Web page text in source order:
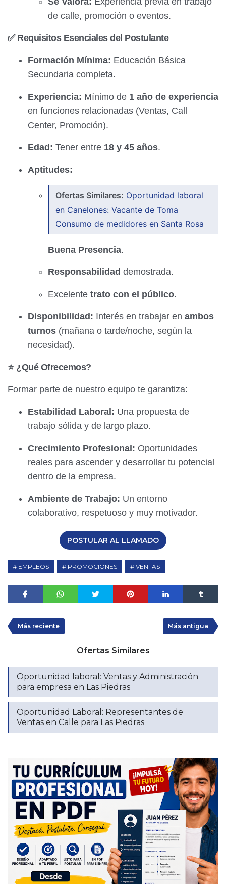
de calle, promoción o eventos.
✅ Requisitos Esenciales del Postulante
Formación Mínima: Educación Básica
Secundaria completa.
Experiencia: Mínimo de 1 año de experiencia
en funciones relacionadas (Ventas, Call
Center, Promoción).
Edad: Tener entre 18 y 45 años.
Aptitudes:
Ofertas Similares: Oportunidad laboral
en Canelones: Vacante de Toma
Consumo de medidores en Santa Rosa
Buena Presencia.
Responsabilidad demostrada.
Excelente trato con el público.
Disponibilidad: Interés en trabajar en ambos
turnos (mañana o tarde/noche, según la
necesidad).
⭐ ¿Qué Ofrecemos?
Formar parte de nuestro equipo te garantiza:
Estabilidad Laboral: Una propuesta de
trabajo sólida y de largo plazo.
Crecimiento Profesional: Oportunidades
reales para ascender y desarrollar tu potencial
dentro de la empresa.
Ambiente de Trabajo: Un entorno
colaborativo, respetuoso y muy motivador.
POSTULAR AL LLAMADO
EMPLEOS PROMOCIONES VENTAS
Más reciente Más antigua
Ofertas Similares
Oportunidad laboral: Ventas y Administración
para empresa en Las Piedras
Oportunidad Laboral: Representantes de
Ventas en Calle para Las Piedras